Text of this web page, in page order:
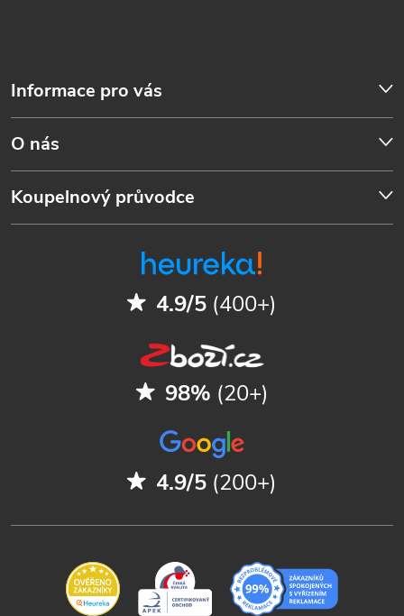
Informace pro vás
O nás
Koupelnový průvodce
4.9/5 (400+)
98% (20+)
4.9/5 (200+)